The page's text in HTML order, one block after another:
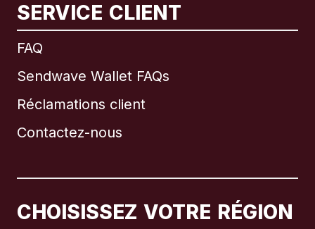
SERVICE CLIENT
FAQ
Sendwave Wallet FAQs
Réclamations client
Contactez-nous
CHOISISSEZ VOTRE RÉGION
International English
Brésil